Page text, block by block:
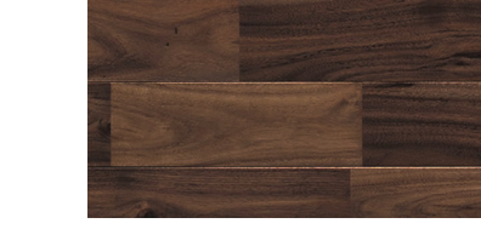
三層・複合フローリング
フローリングの違いと特徴
フローリングを探す
室内ドア／室内窓
内装壁材